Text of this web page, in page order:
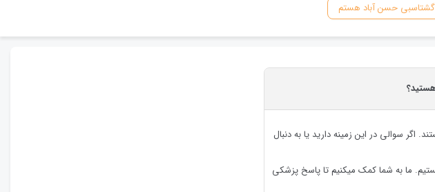
حسن آباد هستم
اگر سوالی در این زمینه دارید یا به دنبال
ما به شما کمک میکنیم تا پاسخ پزشکی